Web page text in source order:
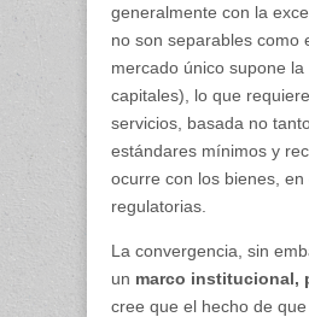
generalmente con la
no son separables como
mercado único supone
capitales), lo que
servicios, basada no
estándares mínimos y
ocurre con los bienes,
regulatorias.
La convergencia, sin
un marco institucional,
cree que el hecho de